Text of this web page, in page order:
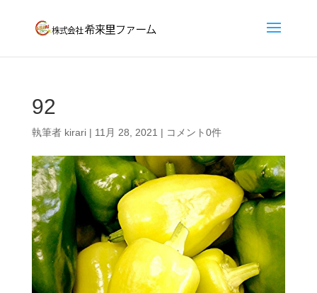
92
執筆者 kirari| 11月 28, 2021 | コメント0件